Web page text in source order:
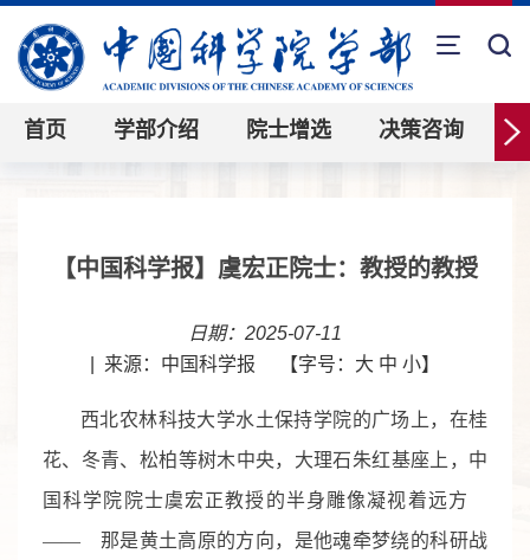
首页 学部介绍 院士增选 决策咨询
【中国科学报】虞宏正院士：教授的教授
日期：2025-07-11
来源：中国科学报 【字号： 大 中 小】
西北农林科技大学水土保持学院的广场上，在桂
花、冬青、松柏等树木中央，大理石朱红基座上，中
国科学院院士虞宏正教授的半身雕像凝视着远方
—— 那是黄土高原的方向，是他魂牵梦绕的科研战